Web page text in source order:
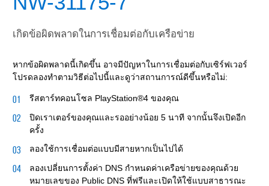
เกิดข้อผิดพลาดในการเชื่อมต่อกับเครือข่าย
หากข้อผิดพลาดนี้เกิดขึ้น อาจมีปัญหาในการเชื่อมต่อกับเซิร์ฟเวอร์
โปรดลองทำตามวิธีต่อไปนี้และดูว่าสถานการณ์ดีขึ้นหรือไม่:
รีสตาร์ทคอนโซล PlayStation®4 ของคุณ
ปิดเราเตอร์ของคุณและรออย่างน้อย 5 นาที จากนั้นจึงเปิดอีก
ครั้ง
ลองใช้การเชื่อมต่อแบบมีสายหากเป็นไปได้
ลองเปลี่ยนการตั้งค่า DNS กำหนดค่าเครือข่ายของคุณด้วย
หมายเลขของ Public DNS ที่ฟรีและเปิดให้ใช้แบบสาธารณะ